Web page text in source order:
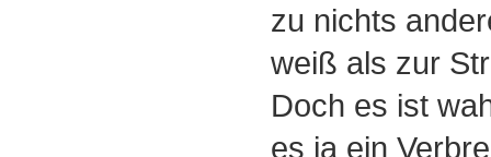
zu nichts
weiß als zur
Doch es ist
es ja ein